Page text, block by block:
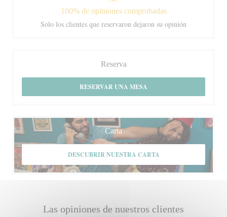
Las opiniones de nuestros clientes
100% de opiniones comprobadas
Solo los clientes que reservaron dejaron su opinión
Reserva
RESERVAR UNA MESA
Carta
DESCUBRIR NUESTRA CARTA